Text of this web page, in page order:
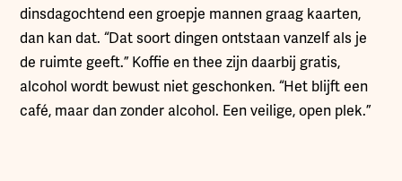
dinsdagochtend een groepje mannen graag kaarten,
dan kan dat. “Dat soort dingen ontstaan vanzelf als je
de ruimte geeft.” Koffie en thee zijn daarbij gratis,
alcohol wordt bewust niet geschonken. “Het blijft een
café, maar dan zonder alcohol. Een veilige, open plek.”